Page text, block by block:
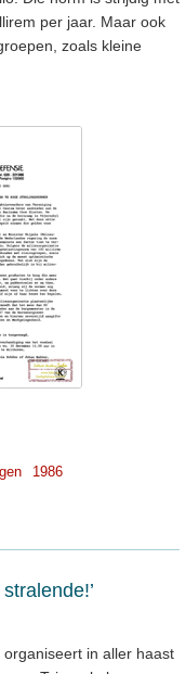
per jaar. Maar ook
zoals kleine
1986
organiseert in aller haast